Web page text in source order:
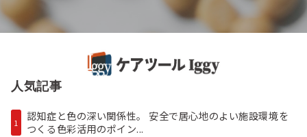
人気記事
1
認知症と色の深い関係性。 安全で居心地のよい施設環境を
つくる色彩活用のポイン...